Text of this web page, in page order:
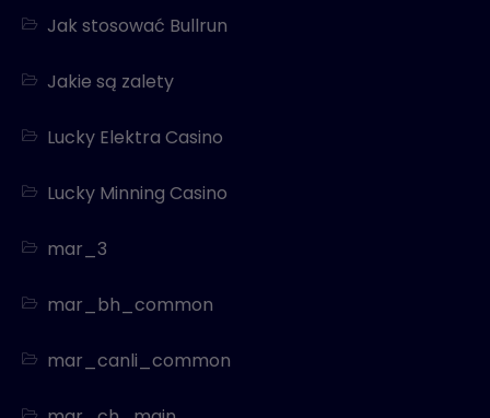
Jak stosować Bullrun
Jakie są zalety
Lucky Elektra Casino
Lucky Minning Casino
mar_3
mar_bh_common
mar_canli_common